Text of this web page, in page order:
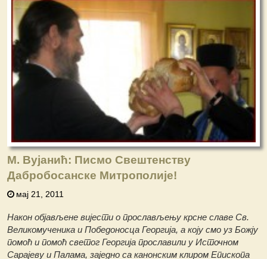
М. Вујанић: Писмо Свештенству
Дабробосанске Митрополије!
мај 21, 2011
Након објављене вијести о прослављењу крсне славе Св.
Великомученика и Победоносца Георгија, а коју смо уз Божју
помоћ и помоћ светог Георгија прославили у Источном
Сарајеву и Палама, заједно са канонским клиром Епископа